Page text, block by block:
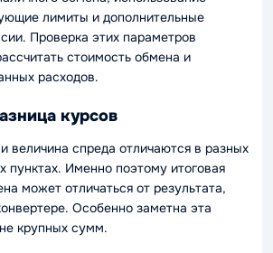
лимиты и дополнительные
Проверка этих параметров
стоимость обмена и
расходов.
курсов
величина спреда отличаются в разных
пунктах. Именно поэтому итоговая
может отличаться от результата,
Особенно заметна эта
крупных сумм.